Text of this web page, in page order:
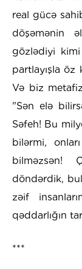
real gücə
döşəmənin
gözlədiyi
partlayışla
Və biz
"Sən elə
Səfeh! Bu
bilərmi,
bilməzsən!
döndərdik,
zəif
qəddarlığın
***